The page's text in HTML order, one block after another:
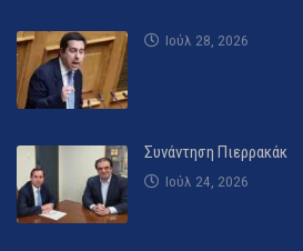
Ιούλ 28, 2026
Συνάντηση Πιερρακάκ
Ιούλ 24, 2026